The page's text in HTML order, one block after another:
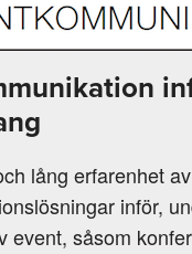
lång erfarenhet av
inför,
event, såsom